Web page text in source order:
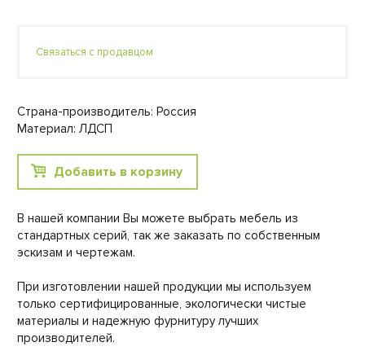
Связаться с продавцом
Страна-производитель: Россия
Материал: ЛДСП
Добавить в корзину
В нашей компании Вы можете выбрать мебель из
стандартных серий, так же заказать по собственным
эскизам и чертежам.
При изготовлении нашей продукции мы используем
только сертифицированные, экологически чистые
материалы и надежную фурнитуру лучших
производителей.